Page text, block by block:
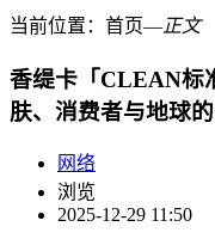
当前位置： 首页―正文
香缇卡「CLEAN
肤、消费者与地球
网络
浏览
2025-12-29 11:50